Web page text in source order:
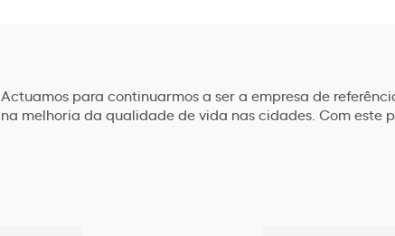
Actuamos para continuarmos a ser a empresa de
na melhoria da qualidade de vida nas cidades. Com este